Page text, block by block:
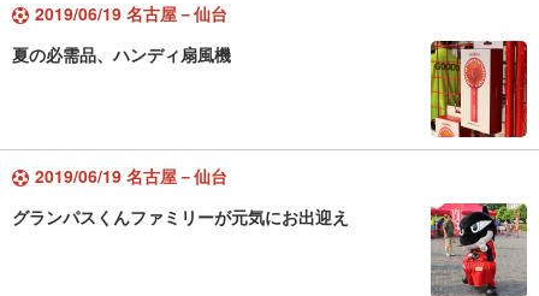
2019/06/19 名古屋－仙台
夏の必需品、ハンディ扇風機
2019/06/19 名古屋－仙台
グランパスくんファミリーが元気にお出迎え